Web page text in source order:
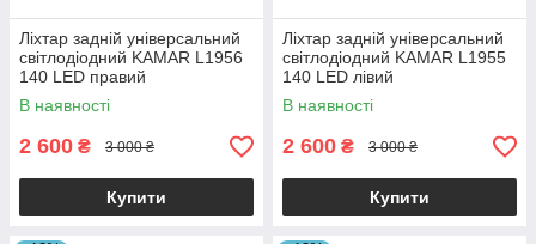
Ліхтар задній універсальний
світлодіодний KAMAR L1956
140 LED правий
В наявності
2 600 ₴ 3 000 ₴
Купити
Ліхтар задній універсальний
світлодіодний KAMAR L1955
140 LED лівий
В наявності
2 600 ₴ 3 000 ₴
Купити